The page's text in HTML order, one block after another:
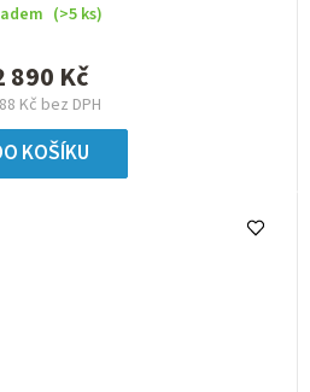
(>5 ks)
Kč bez DPH
890 Kč
KOŠÍKU